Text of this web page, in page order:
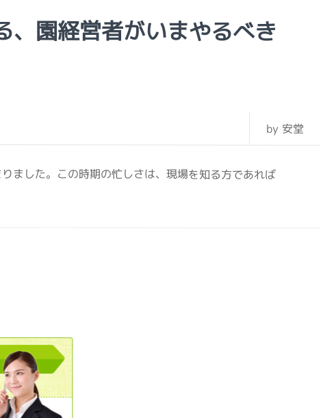
園経営者がいまやるべき
by 安堂
ました。この時期の忙しさは、現場を知る方であれば